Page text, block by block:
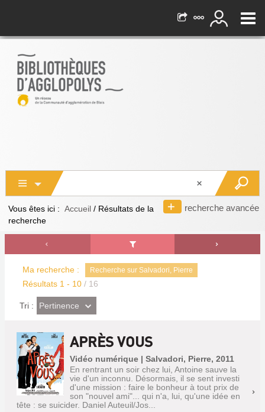
recherche avancée
Vous êtes ici : Accueil / Résultats de la
recherche
Ma recherche : Recherche sur Salvadori, Pierre
Résultats 1 - 10 / 16
Tri : (Effet
imédiat)
Pertinence
APRÈS VOUS
Vidéo numérique | Salvadori, Pierre, 2011
En rentrant un soir chez lui, Antoine sauve la
vie d'un inconnu. Désormais, il se sent investi
d'une mission : faire le bonheur à tout prix de
son "nouvel ami"... qui n'a, lui, qu'une idée en
tête : se suicider. Daniel Auteuil/Jos...